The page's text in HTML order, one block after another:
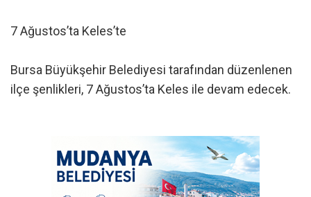
7 Ağustos’ta Keles’te
Bursa Büyükşehir Belediyesi tarafından düzenlenen
ilçe şenlikleri, 7 Ağustos’ta Keles ile devam edecek.